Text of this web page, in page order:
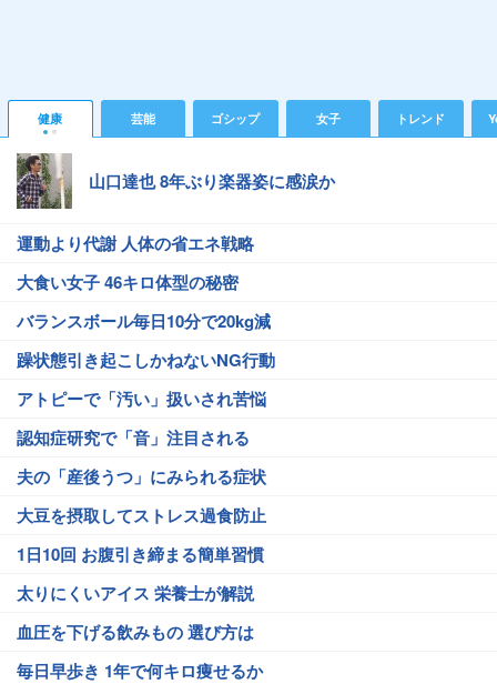
健康 芸能 ゴシップ 女子 トレンド
山口達也 8年ぶり楽器姿に感涙か
運動より代謝 人体の省エネ戦略
大食い女子 46キロ体型の秘密
バランスボール毎日10分で20kg減
躁状態引き起こしかねないNG行動
アトピーで「汚い」扱いされ苦悩
認知症研究で「音」注目される
夫の「産後うつ」にみられる症状
大豆を摂取してストレス過食防止
1日10回 お腹引き締まる簡単習慣
太りにくいアイス 栄養士が解説
血圧を下げる飲みもの 選び方は
毎日早歩き 1年で何キロ痩せるか